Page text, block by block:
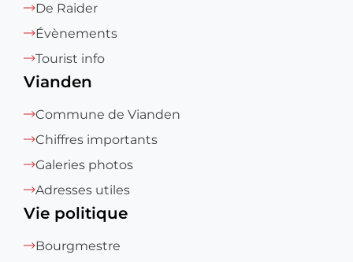
De Raider
Évènements
Tourist info
Vianden
Commune de Vianden
Chiffres importants
Galeries photos
Adresses utiles
Vie politique
Bourgmestre